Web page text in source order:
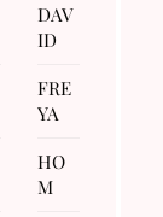
DAV
ID
FRE
YA
HO
M